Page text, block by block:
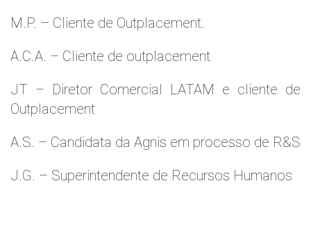
M.P. – Cliente de Outplacement.
A.C.A. – Cliente de outplacement
JT – Diretor Comercial LATAM e cliente de
Outplacement
A.S. – Candidata da Agnis em processo de R&S
J.G. – Superintendente de Recursos Humanos